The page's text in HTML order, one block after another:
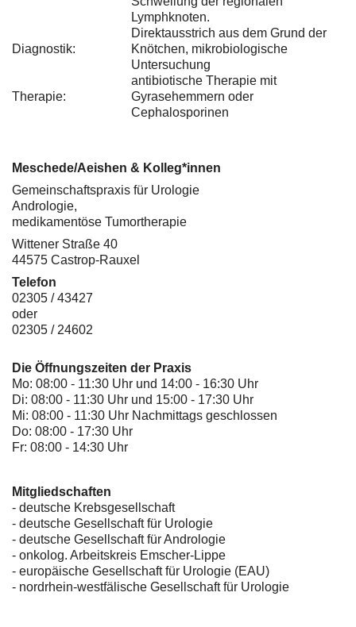
Lymphknoten.
Diagnostik:
Direktausstrich aus dem Grund der
Knötchen, mikrobiologische
Untersuchung
Therapie:
antibiotische Therapie mit
Gyrasehemmern oder
Cephalosporinen
Meschede/Aeishen & Kolleg*innen
Gemeinschaftspraxis für Urologie
Andrologie,
medikamentöse Tumortherapie
Wittener Straße 40
44575 Castrop-Rauxel
Telefon
02305 / 43427
oder
02305 / 24602
Die Öffnungszeiten der Praxis
Mo: 08:00 - 11:30 Uhr und 14:00 - 16:30 Uhr
Di: 08:00 - 11:30 Uhr und 15:00 - 17:30 Uhr
Mi: 08:00 - 11:30 Uhr Nachmittags geschlossen
Do: 08:00 - 17:30 Uhr
Fr: 08:00 - 14:30 Uhr
Mitgliedschaften
- deutsche Krebsgesellschaft
- deutsche Gesellschaft für Urologie
- deutsche Gesellschaft für Andrologie
- onkolog. Arbeitskreis Emscher-Lippe
- europäische Gesellschaft für Urologie (EAU)
- nordrhein-westfälische Gesellschaft für Urologie